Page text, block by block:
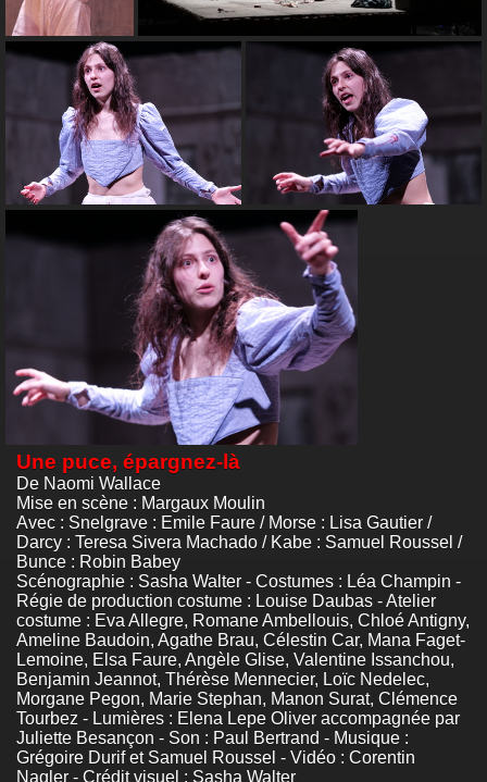
Une puce, épargnez-là
De Naomi Wallace
Mise en scène : Margaux Moulin
Avec : Snelgrave : Emile Faure / Morse : Lisa Gautier /
Darcy : Teresa Sivera Machado / Kabe : Samuel Roussel /
Bunce : Robin Babey
Scénographie : Sasha Walter - Costumes : Léa Champin -
Régie de production costume : Louise Daubas - Atelier
costume : Eva Allegre, Romane Ambellouis, Chloé Antigny,
Ameline Baudoin, Agathe Brau, Célestin Car, Mana Faget-
Lemoine, Elsa Faure, Angèle Glise, Valentine Issanchou,
Benjamin Jeannot, Thérèse Mennecier, Loïc Nedelec,
Morgane Pegon, Marie Stephan, Manon Surat, Clémence
Tourbez - Lumières : Elena Lepe Oliver accompagnée par
Juliette Besançon - Son : Paul Bertrand - Musique :
Grégoire Durif et Samuel Roussel - Vidéo : Corentin
Nagler - Crédit visuel : Sasha Walter